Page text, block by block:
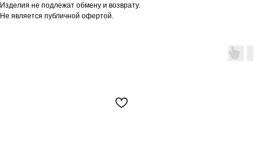
Изделия не подлежат обмену и возврату.
Не является публичной офертой.